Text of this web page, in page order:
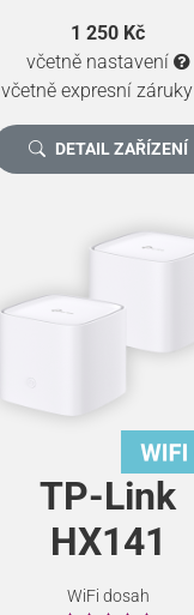
1 250 Kč
včetně nastavení
včetně expresní záruky
DETAIL ZAŘÍZENÍ
TP-Link
HX141
WiFi dosah